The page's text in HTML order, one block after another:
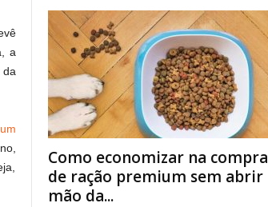
a
Como economizar na compra
de ração premium sem abrir
mão da...